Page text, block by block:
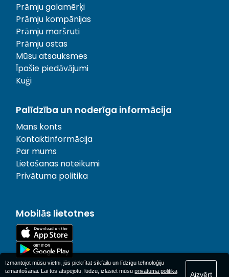
Prāmju galamērķi
Prāmju kompānijas
Prāmju maršruti
Prāmju ostas
Mūsu atsauksmes
Īpašie piedāvājumi
Kuģi
Palīdzība un noderīga informācija
Mans konts
Kontaktinformācija
Par mums
Lietošanas noteikumi
Privātuma politika
Mobilās lietotnes
Izmantojot mūsu vietni, jūs piekrītat sīkfailu un līdzīgu tehnoloģiju
izmantošanai. Lai tos atspējotu, lūdzu, izlasiet mūsu privātuma politika
Aizvērt